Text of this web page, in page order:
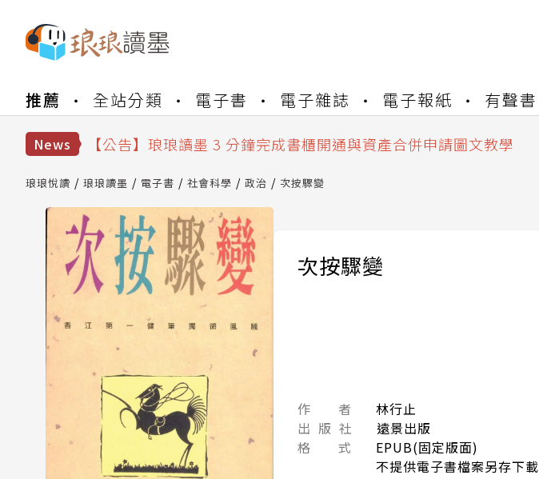
推薦 全站分類 電子書 電子雜誌 電子報紙 有聲書
News
【公告】琅琅讀墨數位閱讀資產合併與書櫃開通申請
【公告】琅琅讀墨 3 分鐘完成書櫃開通與資產合併申請圖文教學
【公告】琅琅讀墨數位閱讀資產合併與書櫃開通申請
琅琅悅讀 琅琅讀墨 電子書 社會科學 政治 次按驟變
次按驟變
作 者
林行止
出 版 社
遠景出版
格 式
EPUB(固定版面)
不提供電子書檔案另存下載